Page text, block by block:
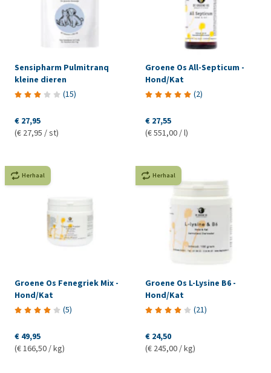
Sensipharm Pulmitranq
kleine dieren
(15)
€ 27,95
(€ 27,95 / st)
Groene Os All-Septicum -
Hond/Kat
(2)
€ 27,55
(€ 551,00 / l)
Herhaal
Groene Os Fenegriek Mix -
Hond/Kat
(5)
€ 49,95
(€ 166,50 / kg)
Herhaal
Groene Os L-Lysine B6 -
Hond/Kat
(21)
€ 24,50
(€ 245,00 / kg)